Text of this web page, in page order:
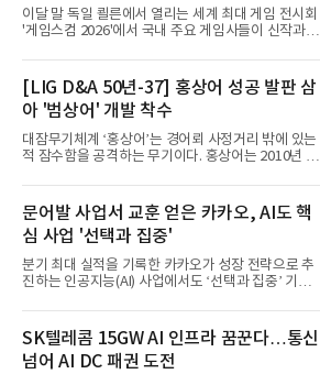
이달 말 독일 쾰른에서 열리는 세계 최대 게임 전시회
'게임스컴 2026'에서 국내 주요 게임사들이 신작과 글
체별로 엇갈린 가운데 하반기 신작 흥행과 해외 시장
성과가 실적을 좌우할 핵심 변수로 떠오르고 있다.8일
업계에 따르면 올해 상반기 게임업계는 기업별 성적
표가 크게 갈렸다. 대표적으로 크래프톤은 'PUBG: 배
틀그라운드'의 안정적인 성장에 힘입어 상반기 연결
기준 매출 2조6616억원, 영업이익 9725억원으로 역
대 최대 실적을 기록했다. 엔씨도 올해 출시한 '아이온
동기 대
[LIG D&A 50년-37] 홍상어 성공 발판 삼
아 '범상어' 개발 착수
대잠무기체계 ‘홍상어’는 경어뢰 사정거리 밖에 있는
적 잠수함을 공격하는 무기이다. 홍상어는 2010년 넥
이뤄졌다. 이후 2012년 한국형 구축함(KDX-1) 이상
의 함정에 실전 배치됐다.그해 7월 해군은 동해상에서
성능 검증을 위해 홍상어 시험발사를 실시했다. 이때
홍상어가 목표 지점에서 입수한 후 표적을 타격하지
못하고 물속에서 멈춰버리는 예상 밖의 일이 벌어졌
다. 2차 품질확인 사격 시험에서도 만족스러운 결과를
얻지 못했다. 완벽한 신뢰성 확보를 위해 LIG넥스원은
분야를
문어발 사업서 교훈 얻은 카카오, AI도 핵
심 사업 '선택과 집중'
분기 최대 실적을 기록한 카카오가 성장 전략으로 추
진하는 인공지능(AI) 사업에서도 ‘선택과 집중’ 기조
라 투자에 나서는 것과 달리, 카카오는 ‘카카오톡’이
라는 플랫폼 경쟁력을 활용한 AI 에이전트 서비스에
집중하는 전략이다. 과거 무리한 사업 확장 과정에서
겪었던 시행착오를 되풀이하지 않고 핵심 역량에 집
SK텔레콤 15GW AI 인프라 꿈꾼다…통신
넘어 AI DC 패권 도전